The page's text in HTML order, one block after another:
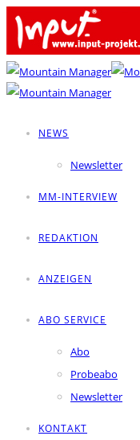
NEWS
Newsletter
MM-INTERVIEW
REDAKTION
ANZEIGEN
ABO SERVICE
Abo
Probeabo
Newsletter
KONTAKT